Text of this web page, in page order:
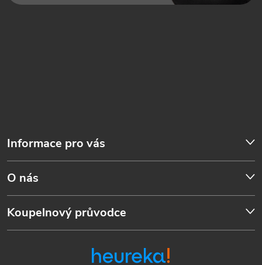
Informace pro vás
O nás
Koupelnový průvodce